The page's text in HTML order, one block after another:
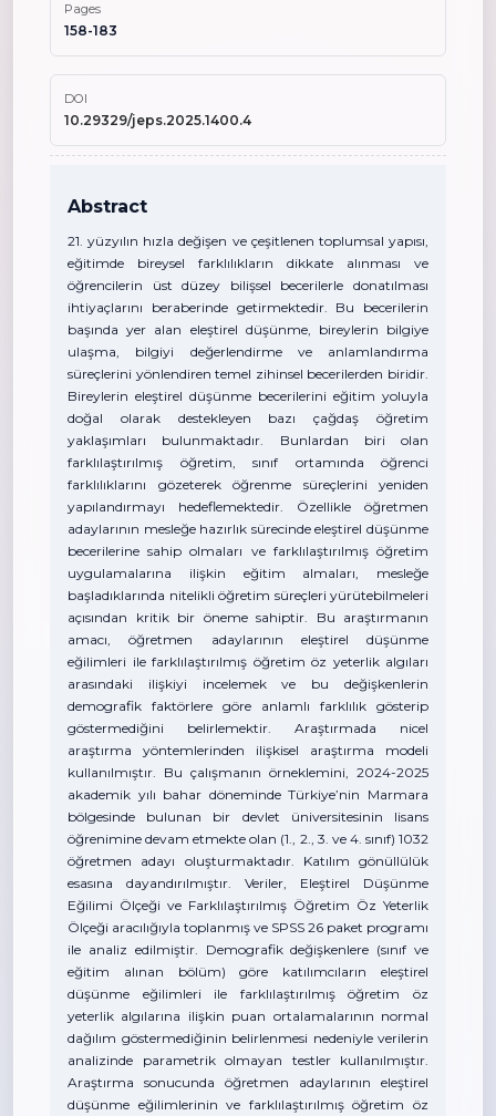
Pages
158-183
DOI
10.29329/jeps.2025.1400.4
Abstract
21. yüzyılın hızla değişen ve çeşitlenen toplumsal yapısı,
eğitimde bireysel farklılıkların dikkate alınması ve
öğrencilerin üst düzey bilişsel becerilerle donatılması
ihtiyaçlarını beraberinde getirmektedir. Bu becerilerin
başında yer alan eleştirel düşünme, bireylerin bilgiye
ulaşma, bilgiyi değerlendirme ve anlamlandırma
süreçlerini yönlendiren temel zihinsel becerilerden biridir.
Bireylerin eleştirel düşünme becerilerini eğitim yoluyla
doğal olarak destekleyen bazı çağdaş öğretim
yaklaşımları bulunmaktadır. Bunlardan biri olan
farklılaştırılmış öğretim, sınıf ortamında öğrenci
farklılıklarını gözeterek öğrenme süreçlerini yeniden
yapılandırmayı hedeflemektedir. Özellikle öğretmen
adaylarının mesleğe hazırlık sürecinde eleştirel düşünme
becerilerine sahip olmaları ve farklılaştırılmış öğretim
uygulamalarına ilişkin eğitim almaları, mesleğe
başladıklarında nitelikli öğretim süreçleri yürütebilmeleri
açısından kritik bir öneme sahiptir. Bu araştırmanın
amacı, öğretmen adaylarının eleştirel düşünme
eğilimleri ile farklılaştırılmış öğretim öz yeterlik algıları
arasındaki ilişkiyi incelemek ve bu değişkenlerin
demografik faktörlere göre anlamlı farklılık gösterip
göstermediğini belirlemektir. Araştırmada nicel
araştırma yöntemlerinden ilişkisel araştırma modeli
kullanılmıştır. Bu çalışmanın örneklemini, 2024-2025
akademik yılı bahar döneminde Türkiye’nin Marmara
bölgesinde bulunan bir devlet üniversitesinin lisans
öğrenimine devam etmekte olan (1., 2., 3. ve 4. sınıf) 1032
öğretmen adayı oluşturmaktadır. Katılım gönüllülük
esasına dayandırılmıştır. Veriler, Eleştirel Düşünme
Eğilimi Ölçeği ve Farklılaştırılmış Öğretim Öz Yeterlik
Ölçeği aracılığıyla toplanmış ve SPSS 26 paket programı
ile analiz edilmiştir. Demografik değişkenlere (sınıf ve
eğitim alınan bölüm) göre katılımcıların eleştirel
düşünme eğilimleri ile farklılaştırılmış öğretim öz
yeterlik algılarına ilişkin puan ortalamalarının normal
dağılım göstermediğinin belirlenmesi nedeniyle verilerin
analizinde parametrik olmayan testler kullanılmıştır.
Araştırma sonucunda öğretmen adaylarının eleştirel
düşünme eğilimlerinin ve farklılaştırılmış öğretim öz